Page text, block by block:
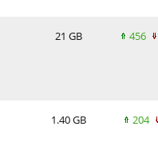
21 GB 456
1.40 GB 204